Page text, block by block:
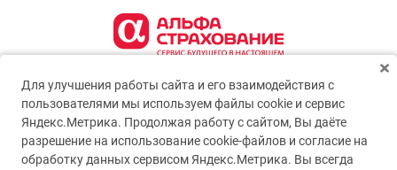
Для улучшения работы сайта и его взаимодействия с
пользователями мы используем файлы cookie и сервис
Яндекс.Метрика. Продолжая работу с сайтом, Вы даёте
разрешение на использование cookie-файлов и согласие на
обработку данных сервисом Яндекс.Метрика. Вы всегда